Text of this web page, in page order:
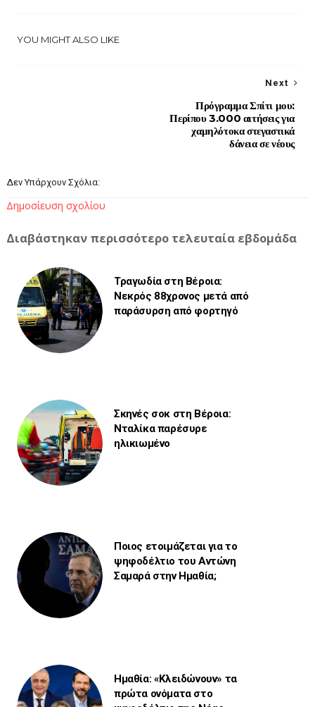
YOU MIGHT ALSO LIKE
Next
Πρόγραμμα Σπίτι μου:
Περίπου 3.000 αιτήσεις για
χαμηλότοκα στεγαστικά
δάνεια σε νέους
Δεν Υπάρχουν Σχόλια:
Δημοσίευση σχολίου
Διαβάστηκαν περισσότερο τελευταία εβδομάδα
Τραγωδία στη Βέροια:
Νεκρός 88χρονος μετά από
παράσυρση από φορτηγό
Σκηνές σοκ στη Βέροια:
Νταλίκα παρέσυρε
ηλικιωμένο
Ποιος ετοιμάζεται για το
ψηφοδέλτιο του Αντώνη
Σαμαρά στην Ημαθία;
Ημαθία: «Κλειδώνουν» τα
πρώτα ονόματα στο